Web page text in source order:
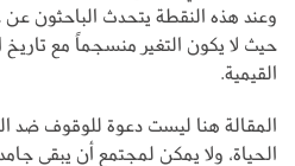
وعند هذه النقطة يتحدث الباحثون
حيث لا يكون التغير منسجماً مع تاريخ
القيمية.
المقالة هنا ليست دعوة للوقوف ضد
الحياة، ولا يمكن لمجتمع أن يبقى